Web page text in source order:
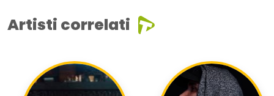
Artisti correlati